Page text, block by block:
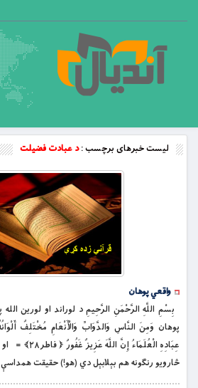
لیست خبرهای برچسب :د عبادت فضیلت
واقعي پوهان
بِسْمِ اللَّهِ الرَّحْمَنِ الرَّحِيمِ د لوراند او لورین
پوهان وَمِنَ النَّاسِ وَالدَّوَابِّ وَالْأَنْعَامِ مُخْتَلِفٌ
عِبَادِهِ
څارويو رنګونه هم بېلابېل دي (هو!) حقيقت